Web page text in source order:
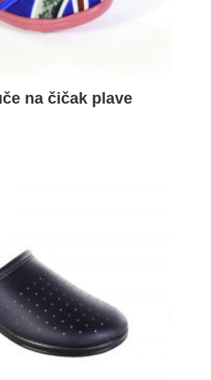
na čičak plave